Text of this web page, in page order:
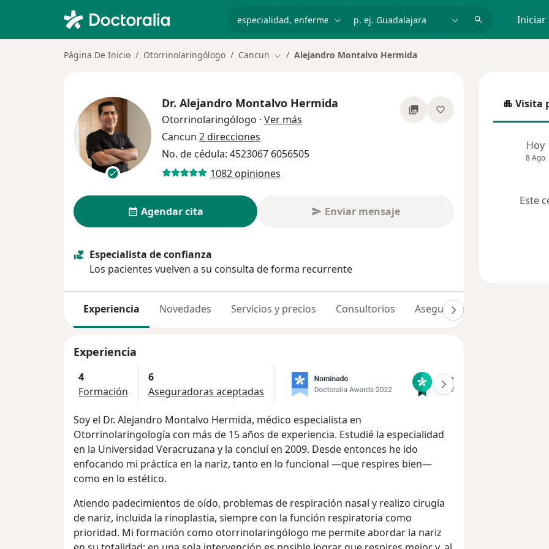
Iniciar
Página De Inicio Otorrinolaringólogo Cancun Cambiar de ciudad
Alejandro Montalvo Hermida
Dr. Alejandro Montalvo Hermida
Otorrinolaringólogo · Ver más sobre las especializaciones
Cancun 2 direcciones
No. de cédula: 4523067 6056505
1082 opiniones
Agendar cita Enviar mensaje
Especialista de confianza
Los pacientes vuelven a su consulta de forma recurrente
Experiencia Novedades Servicios y precios Consultorios Aseguradoras
Experiencia
4
Formación
6
Aseguradoras aceptadas
Soy el Dr. Alejandro Montalvo Hermida, médico especialista en
Otorrinolaringología con más de 15 años de experiencia. Estudié la especialidad
en la Universidad Veracruzana y la concluí en 2009. Desde entonces he ido
enfocando mi práctica en la nariz, tanto en lo funcional —que respires bien—
como en lo estético.
Atiendo padecimientos de oído, problemas de respiración nasal y realizo cirugía
de nariz, incluida la rinoplastia, siempre con la función respiratoria como
prioridad. Mi formación como otorrinolaringólogo me permite abordar la nariz
Visita
Visita
Hoy
8 Ago
Este